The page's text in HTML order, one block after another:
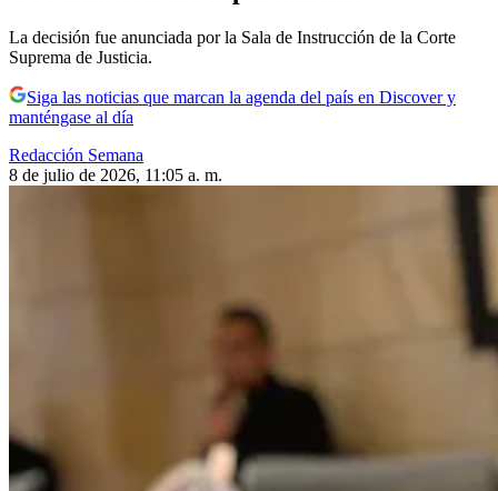
La decisión fue anunciada por la Sala de Instrucción de la Corte
Suprema de Justicia.
Siga las noticias que marcan la agenda del país en Discover y
manténgase al día
Redacción Semana
8 de julio de 2026, 11:05 a. m.